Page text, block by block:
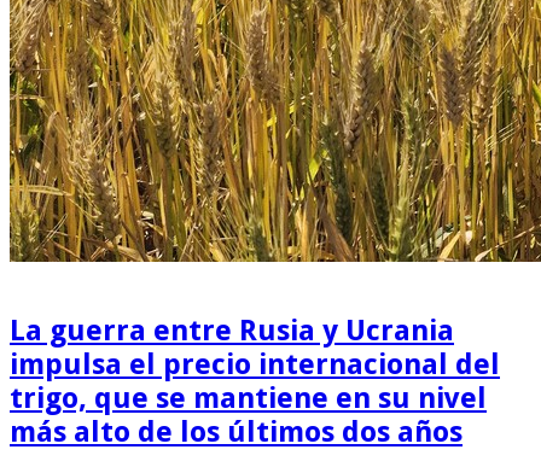
La guerra entre Rusia y Ucrania
impulsa el precio internacional del
trigo, que se mantiene en su nivel
más alto de los últimos dos años